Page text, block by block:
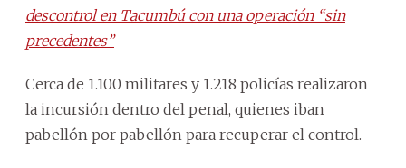
descontrol en Tacumbú con una operación “sin
precedentes”
Cerca de 1.100 militares y 1.218 policías realizaron
la incursión dentro del penal, quienes iban
pabellón por pabellón para recuperar el control.